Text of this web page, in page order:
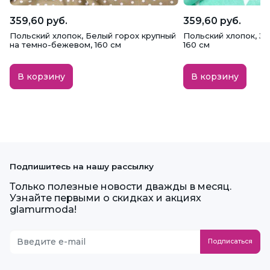
359,60 руб.
Польский хлопок, Белый горох крупный
на темно-бежевом, 160 см
В корзину
359,60 руб.
Польский хлопок,
160 см
В корзину
Подпишитесь на нашу рассылку
Только полезные новости дважды в месяц.
Узнайте первыми о скидках и акциях
glamurmoda!